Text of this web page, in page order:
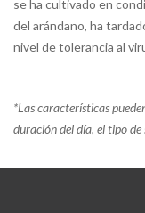
se ha cultivado en
del arándano, ha
nivel de tolerancia al
*Las características
duración del día, el tipo